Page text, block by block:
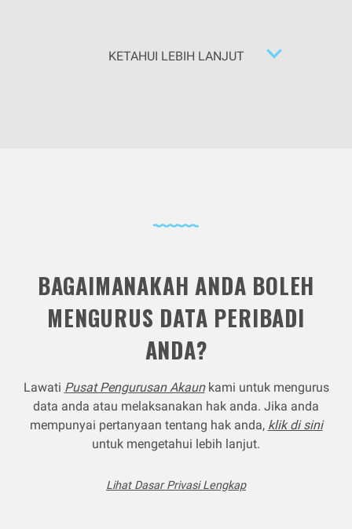
KETAHUI LEBIH LANJUT
BAGAIMANAKAH ANDA BOLEH
MENGURUS DATA PERIBADI
ANDA?
Lawati Pusat Pengurusan Akaunkami untuk mengurus
data anda atau melaksanakan hak anda. Jika anda
mempunyai pertanyaan tentang hak anda, klik di sini
untuk mengetahui lebih lanjut.
Lihat Dasar Privasi Lengkap